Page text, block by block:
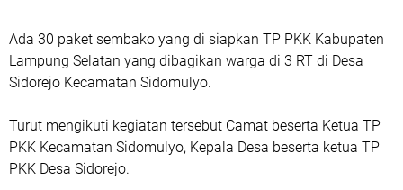
Ada 30 paket sembako yang di siapkan TP PKK Kabupaten
Lampung Selatan yang dibagikan warga di 3 RT di Desa
Sidorejo Kecamatan Sidomulyo.
Turut mengikuti kegiatan tersebut Camat beserta Ketua TP
PKK Kecamatan Sidomulyo, Kepala Desa beserta ketua TP
PKK Desa Sidorejo.